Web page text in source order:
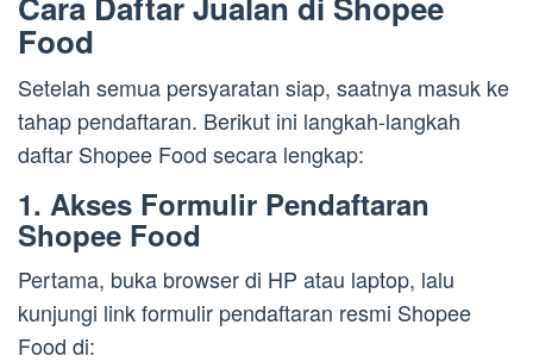
Food
Setelah semua persyaratan siap, saatnya masuk ke
tahap pendaftaran. Berikut ini langkah-langkah
daftar Shopee Food secara lengkap:
1. Akses Formulir Pendaftaran
Shopee Food
Pertama, buka browser di HP atau laptop, lalu
kunjungi link formulir pendaftaran resmi Shopee
Food di: